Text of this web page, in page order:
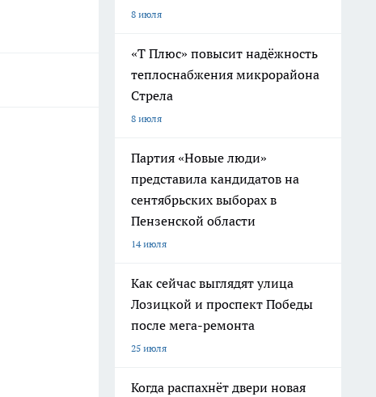
8 июля
«Т Плюс» повысит надёжность
теплоснабжения микрорайона
Стрела
8 июля
Партия «Новые люди»
представила кандидатов на
сентябрьских выборах в
Пензенской области
14 июля
Как сейчас выглядят улица
Лозицкой и проспект Победы
после мега-ремонта
25 июля
Когда распахнёт двери новая